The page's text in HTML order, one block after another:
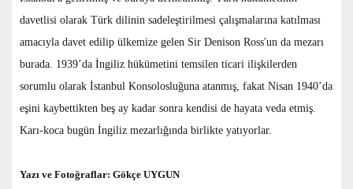
davetlisi olarak Türk dilinin sadeleştirilmesi çalışmalarına katılması
amacıyla davet edilip ülkemize gelen Sir Denison Ross'un da mezarı
burada. 1939’da İngiliz hükümetini temsilen ticari ilişkilerden
sorumlu olarak İstanbul Konsolosluğuna atanmış, fakat Nisan 1940’da
eşini kaybettikten beş ay kadar sonra kendisi de hayata veda etmiş.
Karı-koca bugün İngiliz mezarlığında birlikte yatıyorlar.
Yazı ve Fotoğraflar: Gökçe UYGUN